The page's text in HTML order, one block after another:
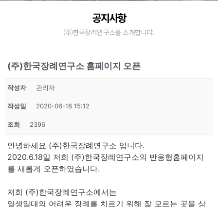
공지사항
(주)한국장례연구소를 소개합니다.
(주)한국장례연구소 홈페이지 오픈
작성자 관리자
작성일 2020-06-18 15:12
조회 2396
안녕하세요 (주)한국장례연구소 입니다.
2020.6.18일 저희 (주)한국장례연구소의 반응형홈페이지
를 새롭게 오픈하였습니다.
저희 (주)한국장례연구소에서는
일생일대의 어려운 장례를 치르기 위해 잘 모르는 곳을 상